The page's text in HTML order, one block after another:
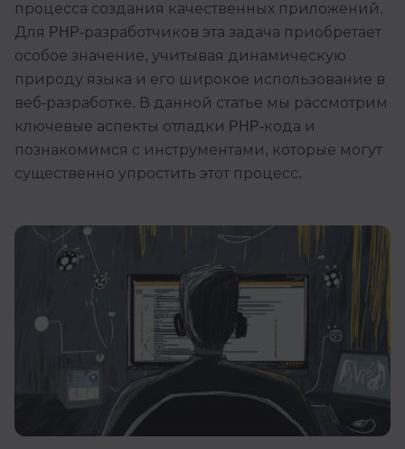
процесса создания качественных приложений.
Для PHP-разработчиков эта задача приобретает
особое значение, учитывая динамическую
природу языка и его широкое использование в
веб-разработке. В данной статье мы рассмотрим
ключевые аспекты отладки PHP-кода и
познакомимся с инструментами, которые могут
существенно упростить этот процесс.
Маркетинг
Дизайн
Аналитика
Менеджмент
Иностранные языки
ДПО
Детям
Акции и промокоды
Рейтинг онлайн-школ